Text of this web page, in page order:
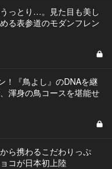
っとり…。見た目も美し
る表参道のモダンフレン
！『鳥よし』のDNAを継
渾身の鳥コースを堪能せ
ら携わるこだわりっぷ
コが日本初上陸